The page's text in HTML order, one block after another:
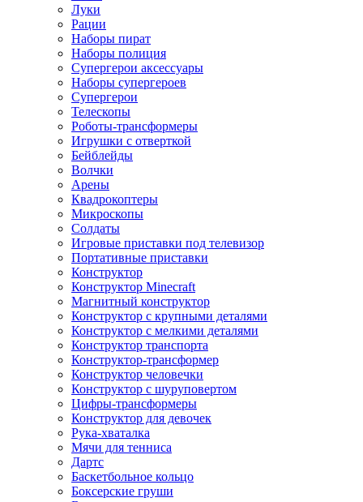
Луки
Рации
Наборы пират
Наборы полиция
Супергерои аксессуары
Наборы супергероев
Супергерои
Телескопы
Роботы-трансформеры
Игрушки с отверткой
Бейблейды
Волчки
Арены
Квадрокоптеры
Микроскопы
Солдаты
Игровые приставки под телевизор
Портативные приставки
Конструктор
Конструктор Minecraft
Магнитный конструктор
Конструктор с крупными деталями
Конструктор с мелкими деталями
Конструктор транспорта
Конструктор-трансформер
Конструктор человечки
Конструктор с шуруповертом
Цифры-трансформеры
Конструктор для девочек
Рука-хваталка
Мячи для тенниса
Дартс
Баскетбольное кольцо
Боксерские груши